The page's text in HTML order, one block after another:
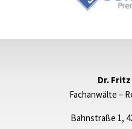
Dr.
Fachanwälte –
Bahnstraße 1,